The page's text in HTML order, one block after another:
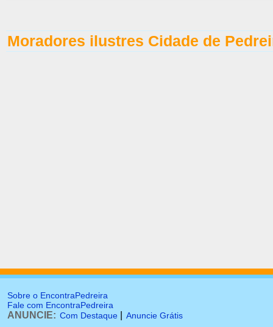
Moradores ilustres Cidade de
Sobre o EncontraPedreira
Fale com EncontraPedreira
ANUNCIE: Com Destaque Anuncie Grátis